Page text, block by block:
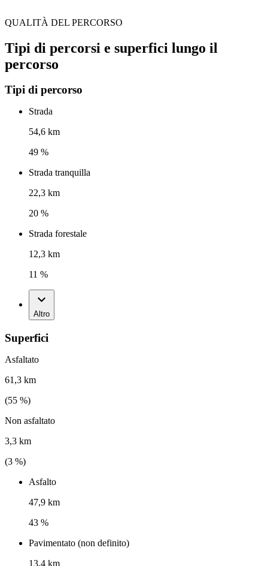
QUALITÀ DEL PERCORSO
Tipi di percorsi e superfici lungo il
percorso
Tipi di percorso
Strada
54,6 km
49 %
Strada tranquilla
22,3 km
20 %
Strada forestale
12,3 km
11 %
Altro
Superfici
Asfaltato
61,3 km
(55 %)
Non asfaltato
3,3 km
(3 %)
Asfalto
47,9 km
43 %
Pavimentato (non definito)
13,4 km